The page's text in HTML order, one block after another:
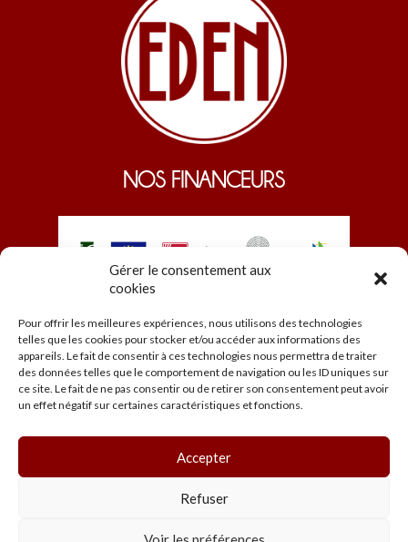
Gérer le consentement aux
cookies
Pour offrir les meilleures expériences, nous utilisons des technologies
telles que les cookies pour stocker et/ou accéder aux informations des
appareils. Le fait de consentir à ces technologies nous permettra de traiter
des données telles que le comportement de navigation ou les ID uniques sur
ce site. Le fait de ne pas consentir ou de retirer son consentement peut avoir
un effet négatif sur certaines caractéristiques et fonctions.
Accepter
Refuser
NOS FINANCEURS
© EDEN 2026
Accueil Programmation
Les salles
Infos pratiques